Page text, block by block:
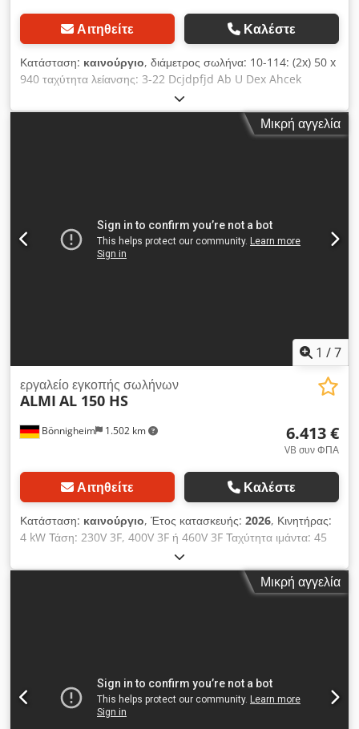
Αιτηθείτε Καλέστε
Κατάσταση: καινούργιο, διάμετρος σωλήνα: 10-114: (2x) 50 x
940 ταχύτητα λείανσης: 3-22 Dcjdpfjd Ab U Dex Ahcek
Μικρή αγγελία
1 /7
Bönnigheim 1.502 km
εργαλείο εγκοπής σωλήνων
ALMI AL 150 HS
6.413 €
VB συν ΦΠΑ
Αιτηθείτε Καλέστε
Κατάσταση: καινούργιο, Έτος κατασκευής: 2026, Κινητήρας:
4 kW Τάση: 230V 3F, 400V 3F ή 460V 3F Ταχύτητα ιμάντα: 45
m/s, 4300 r/p Διαστάσεις ιμάντα: 100×2000 mm / 150×2000
mm Διάμετρος λείανσης: Ø20-Ø114,3 Γωνία λείανσης: 20 - 90º
Λειτουργία: Μοχλός και χειροκίνητη λειτουργία τροχού
προφίλ. Ο χειρισμός του AL150HS μπορεί να γίνει με δύο
χειροκίνητους τροχούς ή με μοχλό. Και οι δύο επιλογές είναι
διαθέσιμες στο μηχάνημα. Με το AL150HS μπορείτε να αλέσετε
Μικρή αγγελία